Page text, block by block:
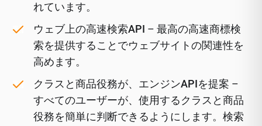
れています。
ウェブ上の高速検索API – 最高の高速商標検
索を提供することでウェブサイトの関連性を
高めます。
クラスと商品役務が、エンジンAPIを提案 –
すべてのユーザーが、使用するクラスと商品
役務を簡単に判断できるようにします。検索